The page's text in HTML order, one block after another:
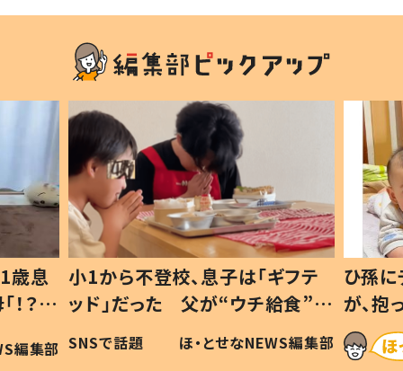
歳息
？」
編集部
小1から不登校、息子は「ギフテ
ッド」だった 父が“ウチ給食”を
作り続ける理由とは #令和の親
#令和の子
SNSで話題 ほ・とせなNEWS編集部
ひ孫
が、
「涙が
い」